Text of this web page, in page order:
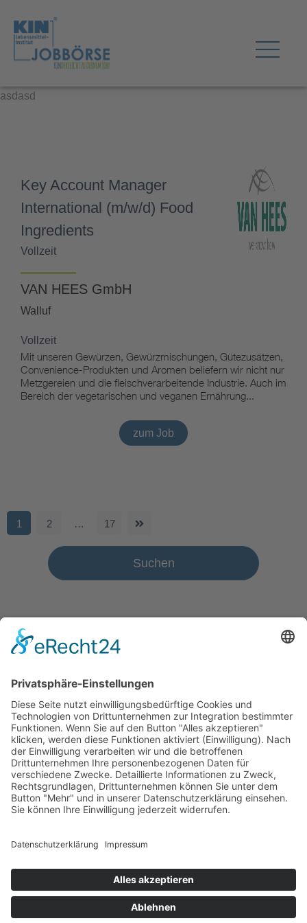
asdasd
Key Account Manager
International (m/w/d) Food
Ingredients
Vollzeit
VAN HEES GmbH
Walluf
Vollzeit
Mit unseren Gewürzen, Gewürzmischungen, Gütezusätzen,
Convenience-Produkten und Aromen beliefern wir nicht nur
Metzgereien und die fleischverarbeitende Industrie. Auch im
Bereich der vegetarischen und veganen Ernährung...
zum Job
1 2 … 17
Suchen